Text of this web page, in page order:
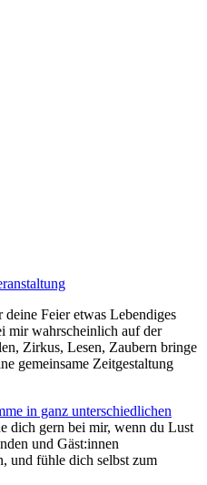
deine Feier etwas Lebendiges
mir wahrscheinlich auf der
Zirkus, Lesen, Zaubern bringe
gemeinsame Zeitgestaltung
in ganz unterschiedlichen
dich gern bei mir, wenn du Lust
und Gäst:innen
und fühle dich selbst zum